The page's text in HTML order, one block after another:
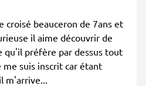
croisé beauceron de 7ans et
il aime découvrir de
qu'il préfère par dessus tout
suis inscrit car étant
m'arrive...